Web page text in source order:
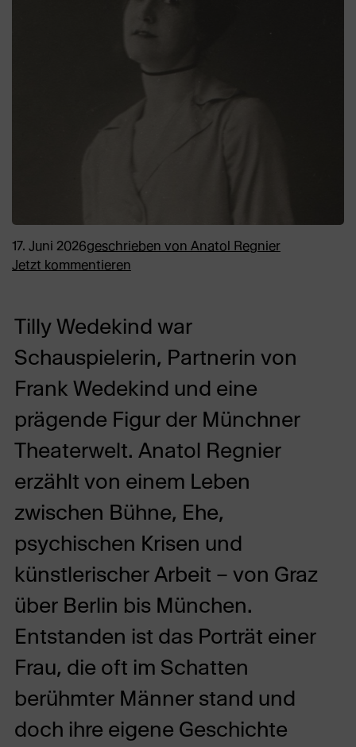
17. Juni 2026geschrieben von Anatol Regnier
Jetzt kommentieren
Tilly Wedekind war
Schauspielerin, Partnerin von
Frank Wedekind und eine
prägende Figur der Münchner
Theaterwelt. Anatol Regnier
erzählt von einem Leben
zwischen Bühne, Ehe,
psychischen Krisen und
künstlerischer Arbeit – von Graz
über Berlin bis München.
Entstanden ist das Porträt einer
Frau, die oft im Schatten
berühmter Männer stand und
doch ihre eigene Geschichte